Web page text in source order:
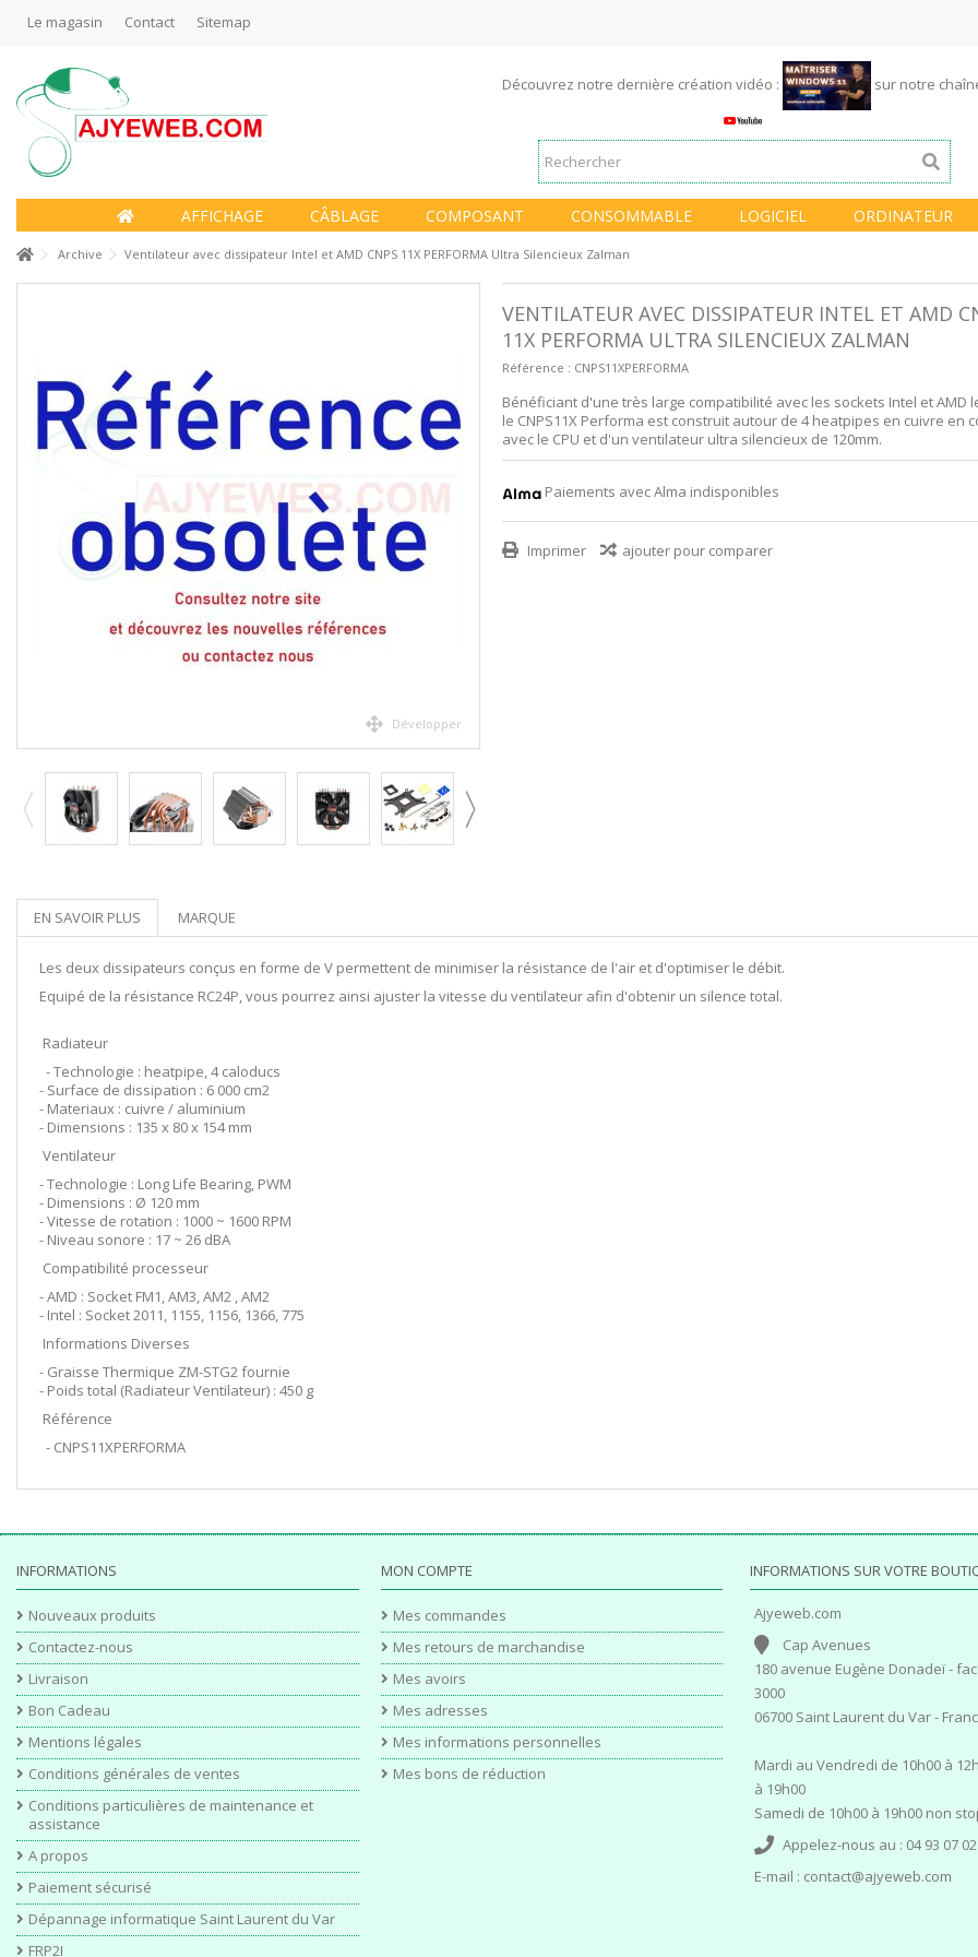
Le magasin Contact Sitemap
Découvrez notre dernière création vidéo :
sur notre
AFFICHAGE CÂBLAGE COMPOSANT CONSOMMABLE LOGICIEL ORDINATEUR
Archive Ventilateur avec dissipateur Intel et AMD CNPS 11X PERFORMA Ultra Silencieux Zalman
Développer
VENTILATEUR AVEC DISSIPATEUR INTEL ET AMD
11X PERFORMA ULTRA SILENCIEUX ZALMAN
Référence : CNPS11XPERFORMA
Bénéficiant d'une très large compatibilité avec les sockets Intel et AMD
le CNPS11X Performa est construit autour de 4 heatpipes en cuivre en
avec le CPU et d'un ventilateur ultra silencieux de 120mm.
Paiements avec Alma indisponibles
Imprimer ajouter pour comparer
EN SAVOIR PLUS MARQUE
Les deux dissipateurs conçus en forme de V permettent de minimiser la résistance de l'air et d'optimiser le débit.
Equipé de la résistance RC24P, vous pourrez ainsi ajuster la vitesse du ventilateur afin d'obtenir un silence total.
Radiateur
- Technologie : heatpipe, 4 caloducs
- Surface de dissipation : 6 000 cm2
- Materiaux : cuivre / aluminium
- Dimensions : 135 x 80 x 154 mm
Ventilateur
- Technologie : Long Life Bearing, PWM
- Dimensions : Ø 120 mm
- Vitesse de rotation : 1000 ~ 1600 RPM
- Niveau sonore : 17 ~ 26 dBA
Compatibilité processeur
- AMD : Socket FM1, AM3, AM2 , AM2
- Intel : Socket 2011, 1155, 1156, 1366, 775
Informations Diverses
- Graisse Thermique ZM-STG2 fournie
- Poids total (Radiateur Ventilateur) : 450 g
Référence
- CNPS11XPERFORMA
INFORMATIONS
Nouveaux produits
Contactez-nous
Livraison
Bon Cadeau
Mentions légales
Conditions générales de ventes
Conditions particulières de maintenance et
assistance
A propos
Paiement sécurisé
Dépannage informatique Saint Laurent du Var
FRP2I
MON COMPTE
Mes commandes
Mes retours de marchandise
Mes avoirs
Mes adresses
Mes informations personnelles
Mes bons de réduction
INFORMATIONS SUR VOTRE
Ajyeweb.com
Cap Avenues
180 avenue Eugène Donadeï -
3000
06700 Saint Laurent du Var -
Mardi au Vendredi de 10h00 à
à 19h00
Samedi de 10h00 à 19h00 non
Appelez-nous au : 04 93 07
E-mail : contact@ajyeweb.com